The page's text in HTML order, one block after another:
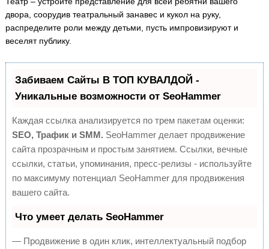
двора, соорудив театральный занавес и кукол на руку,
распределите роли между детьми, пусть импровизируют и
веселят публику.
Забиваем Сайты В ТОП КУВАЛДОЙ -
Уникальные возможности от SeoHammer
Каждая ссылка анализируется по трем пакетам оценки:
SEO, Трафик и SMM. SeoHammer делает продвижение
сайта прозрачным и простым занятием. Ссылки, вечные
ссылки, статьи, упоминания, пресс-релизы - используйте
по максимуму потенциал SeoHammer для продвижения
вашего сайта.
Что умеет делать SeoHammer
— Продвижение в один клик, интеллектуальный подбор